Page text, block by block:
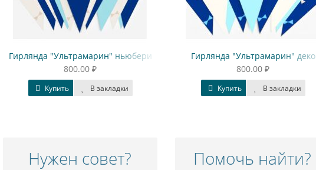
Гирлянда "Ультрамарин" ньюбери
800.00 ₽
Купить В закладки
Гирлянда "Ультрамарин" деко
800.00 ₽
Купить В закладки
Нужен совет? Помочь найти?